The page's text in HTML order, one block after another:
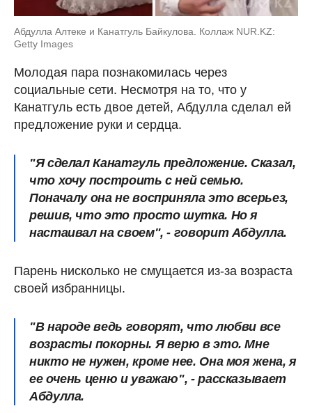
Абдулла Алтеке и Канатгуль Байкулова. Коллаж NUR.KZ:
Getty Images
Молодая пара познакомилась через
социальные сети. Несмотря на то, что у
Канатгуль есть двое детей, Абдулла сделал ей
предложение руки и сердца.
"Я сделал Канатгуль предложение. Сказал,
что хочу построить с ней семью.
Поначалу она не восприняла это всерьез,
решив, что это просто шутка. Но я
настаивал на своем", - говорит Абдулла.
Парень нисколько не смущается из-за возраста
своей избранницы.
"В народе ведь говорят, что любви все
возрасты покорны. Я верю в это. Мне
никто не нужен, кроме нее. Она моя жена, я
ее очень ценю и уважаю", - рассказывает
Абдулла.